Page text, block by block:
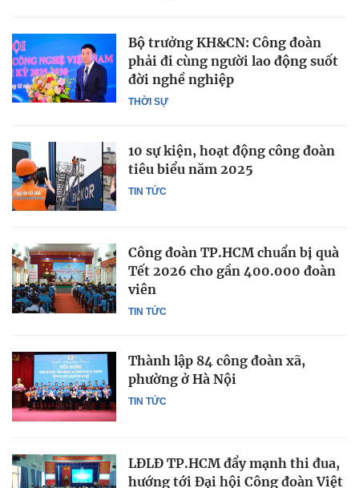
THỜI SỰ
Bộ trưởng KH&CN: Công đoàn
phải đi cùng người lao động suốt
đời nghề nghiệp
TIN TỨC
10 sự kiện, hoạt động công đoàn
tiêu biểu năm 2025
TIN TỨC
Công đoàn TP.HCM chuẩn bị quà
Tết 2026 cho gần 400.000 đoàn
viên
TIN TỨC
Thành lập 84 công đoàn xã,
phường ở Hà Nội
LĐLĐ TP.HCM đẩy mạnh thi đua,
hướng tới Đại hội Công đoàn Việt